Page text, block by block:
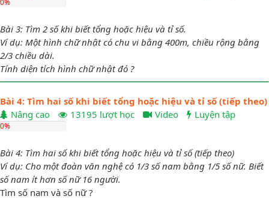
Bài 3: Tìm 2 số khi biết tổng hoặc hiệu và tỉ số.
Ví dụ: Một hình chữ nhật có chu vi bằng 400m, chiều rộng bằng
2/3 chiều dài.
Tính diện tích hình chữ nhật đó ?
Bài 4: Tìm hai số khi biết tổng hoặc hiệu và tỉ số (tiếp theo)
Nâng cao
13195 lượt học Video Luyện tập
0%
Bài 4: Tìm hai số khi biết tổng hoặc hiệu và tỉ số (tiếp theo)
Ví dụ: Cho một đoàn văn nghệ có 1/3 số nam bằng 1/5 số nữ. Biết
số nam ít hơn số nữ 16 người.
Tìm số nam và số nữ ?